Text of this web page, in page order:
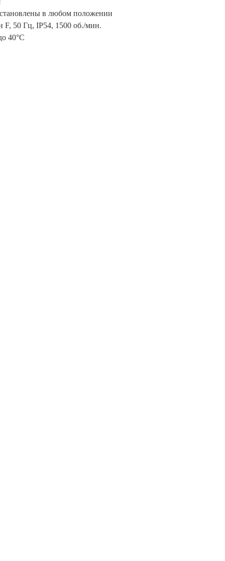
в любом положении
F, 50 Гц, IP54, 1500 об./мин.
40°С